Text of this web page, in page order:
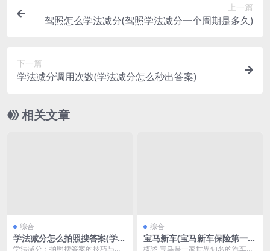
上一篇
驾照怎么学法减分(驾照学法减分一个周期是多久)
下一篇
学法减分调用次数(学法减分怎么秒出答案)
相关文章
综合
学法减分怎么拍照搜答案(学法
减分怎么拍照搜答案免费)
综合
宝马新车(宝马新车保险第一年
一般多少钱)